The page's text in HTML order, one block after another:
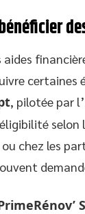
aides
, pilotée par l’
selon
ou chez les